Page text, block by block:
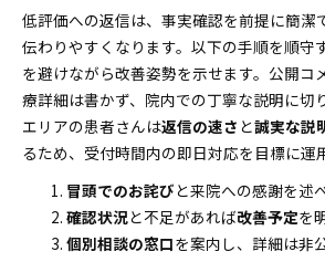
低評価への返信は、事実確認を前提に簡潔
伝わりやすくなります。以下の手順を順守
を避けながら改善姿勢を示せます。公開コ
療詳細は書かず、院内での丁寧な説明に切
エリアの患者さんは返信の速さ と誠実な説
るため、受付時間内の即日対応を目標に運
冒頭でのお詫びと来院への感謝を述
確認状況と不足があれば改善予定を
個別相談の窓口を案内し、詳細は非